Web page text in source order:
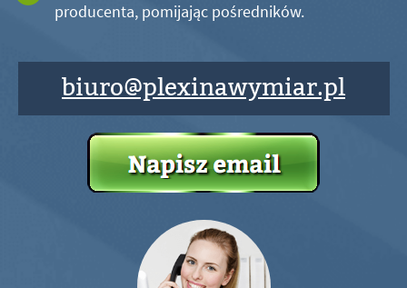
producenta, pomijając pośredników.
biuro@plexinawymiar.pl